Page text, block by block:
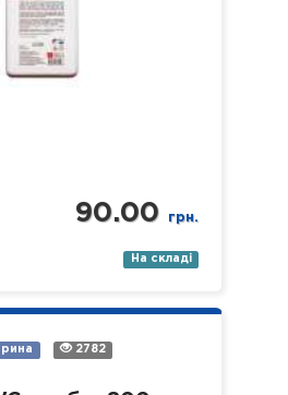
90.00 грн.
На складі
2782